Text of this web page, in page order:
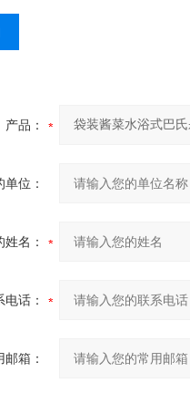
产品：
单位：
姓名：
电话：
邮箱：